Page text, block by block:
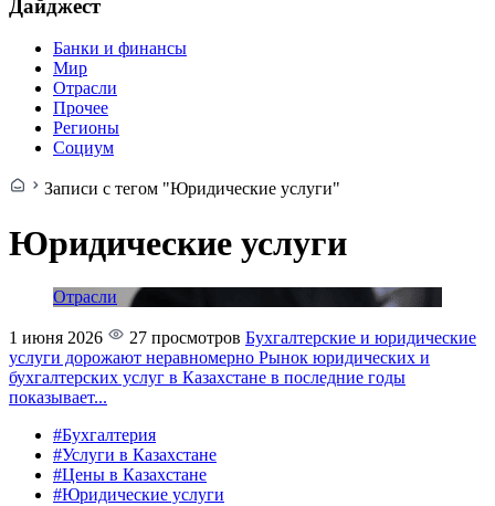
Дайджест
Банки и финансы
Мир
Отрасли
Прочее
Регионы
Социум
Записи с тегом "Юридические услуги"
Юридические услуги
Отрасли
1 июня 2026 27 просмотров Бухгалтерские и юридические
услуги дорожают неравномерно Рынок юридических и
бухгалтерских услуг в Казахстане в последние годы
показывает...
#Бухгалтерия
#Услуги в Казахстане
#Цены в Казахстане
#Юридические услуги